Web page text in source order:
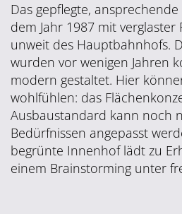
Das gepflegte,
dem Jahr 1987 mit verglaster
unweit des Hauptbahnhofs.
wurden vor wenigen Jahren
modern gestaltet. Hier
wohlfühlen: das
Ausbaustandard kann noch
Bedürfnissen angepasst
begrünte Innenhof lädt zu
einem Brainstorming unter